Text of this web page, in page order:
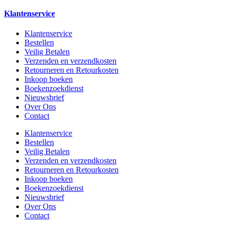
Klantenservice
Klantenservice
Bestellen
Veilig Betalen
Verzenden en verzendkosten
Retourneren en Retourkosten
Inkoop boeken
Boekenzoekdienst
Nieuwsbrief
Over Ons
Contact
Klantenservice
Bestellen
Veilig Betalen
Verzenden en verzendkosten
Retourneren en Retourkosten
Inkoop boeken
Boekenzoekdienst
Nieuwsbrief
Over Ons
Contact